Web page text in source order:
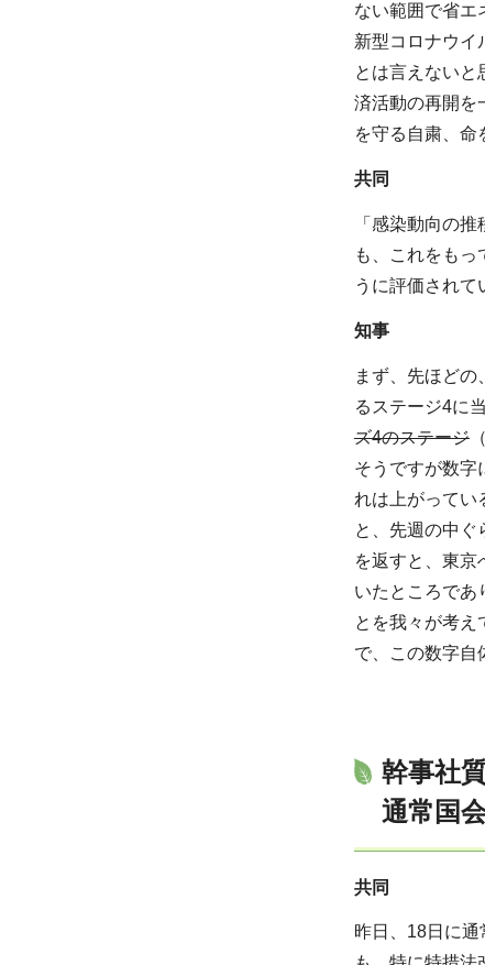
ない範囲で省エ
新型コロナウイ
とは言えないと
済活動の再開を
を守る自粛、命
共同
「感染動向の
も、これをも
うに評価されて
知事
まず、先ほど
るステージ4に
ズ4のステージ
そうですが数字
れは上がってい
と、先週の中ぐ
を返すと、東京
いたところであ
とを我々が考え
で、この数字自
幹事社
通常国
共同
昨日、18日に